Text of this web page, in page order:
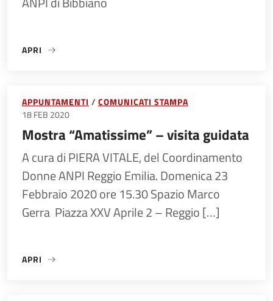
APRI
«SOLIDARIETÀ A PATRICK GEORGE ZAKI – L’ANPI DI
APPUNTAMENTI
COMUNICATI STAMPA
18 FEB 2020
Mostra “Amatissime” – visita guidata
A cura di PIERA VITALE, del Coordinamento
Donne ANPI Reggio Emilia. Domenica 23
Febbraio 2020 ore 15.30 Spazio Marco
Gerra Piazza XXV Aprile 2 – Reggio […]
APRI
«MOSTRA “AMATISSIME” – VISITA GUIDATA»